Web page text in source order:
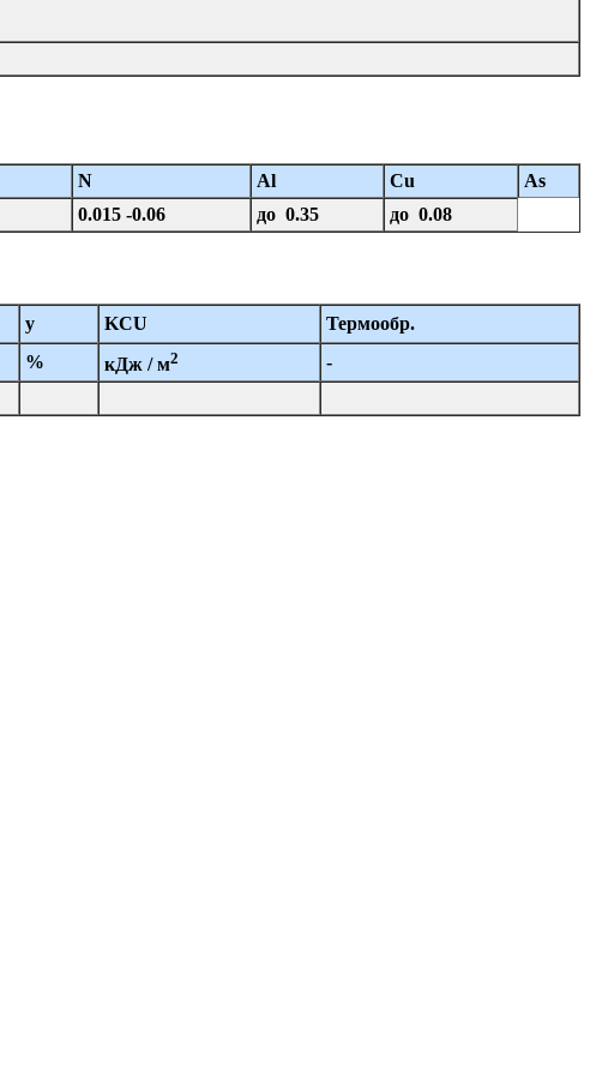
N Al Cu
As
0.015 -0.06 до 0.35 до 0.08
y KCU
Термообр.
% кДж / м2
-